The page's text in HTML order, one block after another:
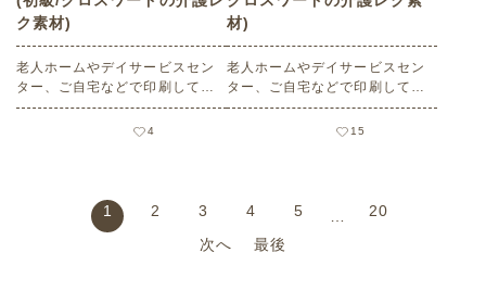
ク素材)
老人ホームやデイサービスセン
ター、ご自宅などで印刷してお
使いいただける無料の高齢者向
け介護レク素材（クロスワー
4
材)
老人ホームやデイサービスセン
ター、ご自宅などで印刷してお
使いいただける無料の高齢者向
け介護レク素材（クロスワー
15
1 2 3 4 5
20
次へ
最後